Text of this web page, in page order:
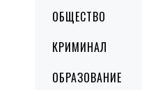
ОБЩЕСТВО
КРИМИНАЛ
ОБРАЗОВАНИЕ